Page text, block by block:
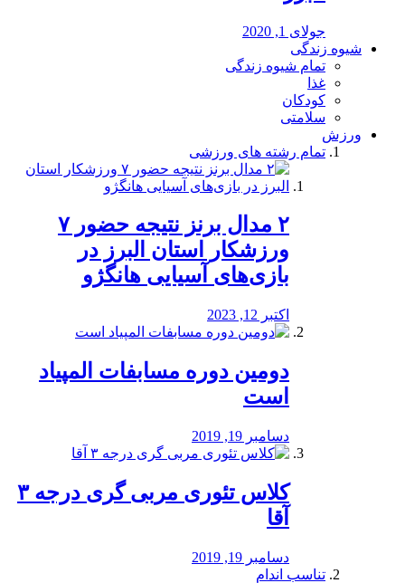
جولای 1, 2020
شیوه زندگی
تمام شیوه زندگی
غذا
کودکان
سلامتی
ورزش
تمام رشته های ورزشی
۲ مدال برنز نتیجه حضور ۷
ورزشکار استان البرز در
بازی‌های آسیایی هانگژو
اکتبر 12, 2023
دومین دوره مسابفات المپیاد
است
دسامبر 19, 2019
کلاس تئوری مربی گری درجه ۳
آقا
دسامبر 19, 2019
تناسب اندام